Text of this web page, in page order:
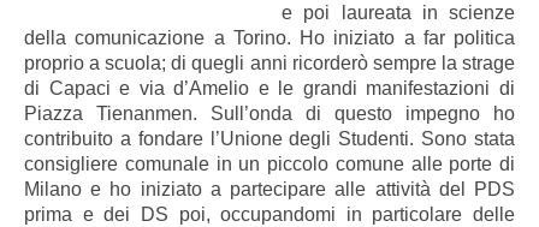
e poi laureata in scienze
della comunicazione a Torino. Ho iniziato a far politica
proprio a scuola; di quegli anni ricorderò sempre la strage
di Capaci e via d’Amelio e le grandi manifestazioni di
Piazza Tienanmen. Sull’onda di questo impegno ho
contribuito a fondare l’Unione degli Studenti. Sono stata
consigliere comunale in un piccolo comune alle porte di
Milano e ho iniziato a partecipare alle attività del PDS
prima e dei DS poi, occupandomi in particolare delle